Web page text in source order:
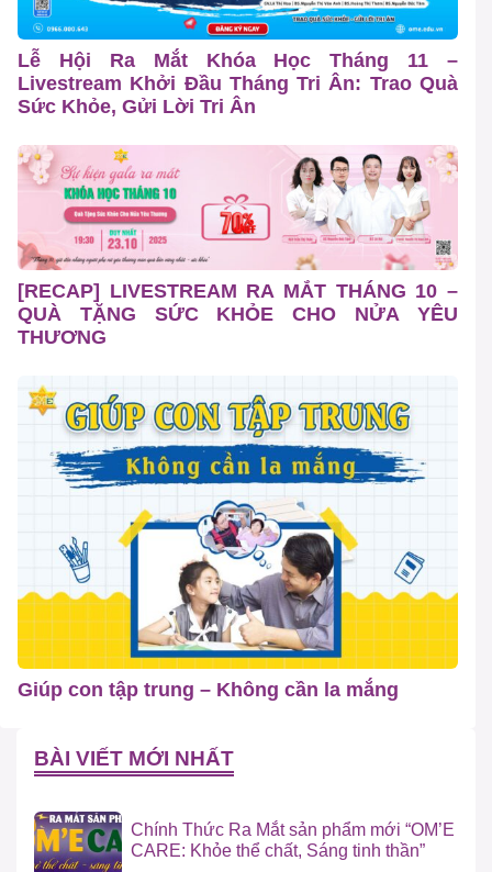
Lễ Hội Ra Mắt Khóa Học Tháng 11 –
Livestream Khởi Đầu Tháng Tri Ân: Trao Quà
Sức Khỏe, Gửi Lời Tri Ân
[RECAP] LIVESTREAM RA MẮT THÁNG 10 –
QUÀ TẶNG SỨC KHỎE CHO NỬA YÊU
THƯƠNG
Giúp con tập trung – Không cần la mắng
BÀI VIẾT MỚI NHẤT
Chính Thức Ra Mắt sản phẩm mới “OM’E
CARE: Khỏe thể chất, Sáng tinh thần”